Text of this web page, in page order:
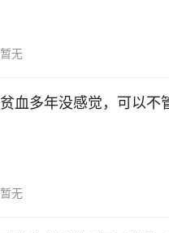
暂无
贫血多年没感觉，可以不
暂无